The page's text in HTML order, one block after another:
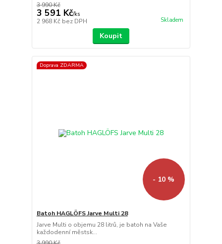
3 990 Kč
3 591 Kč/ks
2 968 Kč bez DPH Skladem
Koupit
Doprava ZDARMA
- 10 %
Batoh HAGLÖFS Jarve Multi 28
Jarve Multi o objemu 28 litrů, je batoh na Vaše
každodenní městsk...